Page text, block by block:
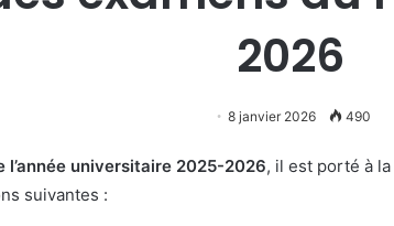
2026
8 janvier 2026 490
l’année universitaire 2025-2026, il est porté à
suivantes :